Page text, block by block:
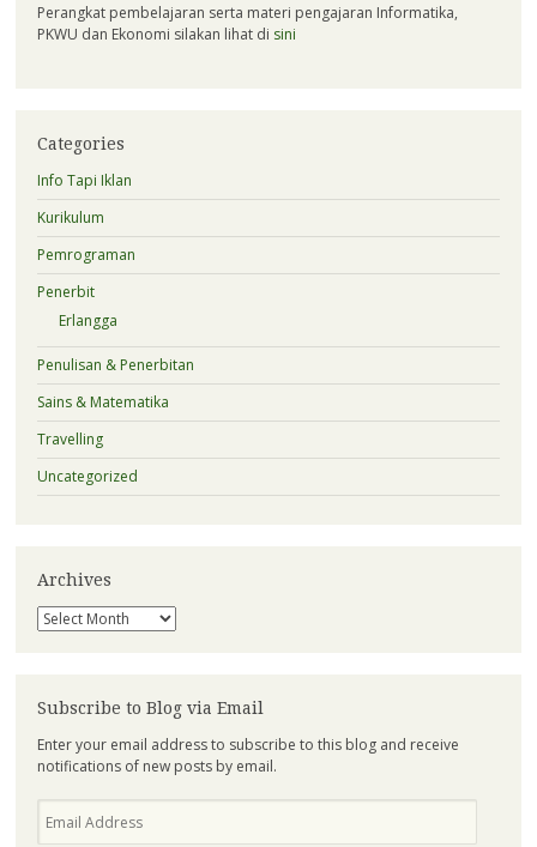
Perangkat pembelajaran serta materi pengajaran Informatika,
PKWU dan Ekonomi silakan lihat di sini
Categories
Info Tapi Iklan
Kurikulum
Pemrograman
Penerbit
Erlangga
Penulisan & Penerbitan
Sains & Matematika
Travelling
Uncategorized
Archives
Archives
Subscribe to Blog via Email
Enter your email address to subscribe to this blog and receive
notifications of new posts by email.
Address